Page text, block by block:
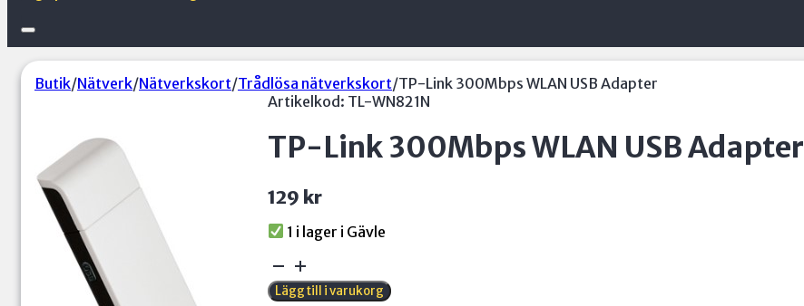
Butik/Nätverk/Nätverkskort/Trådlösa nätverkskort/TP-Link 300Mbps WLAN USB Adapter
Artikelkod: TL-WN821N
TP-Link 300Mbps WLAN USB Adapter
129 kr
1 i lager
TP-
Link
300Mbps
Lägg till i varukorg